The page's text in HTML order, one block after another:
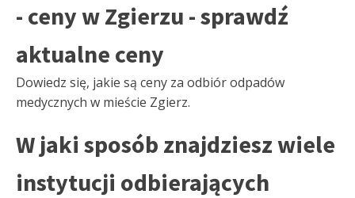
- ceny w Zgierzu - sprawdź
aktualne ceny
Dowiedz się, jakie są ceny za odbiór odpadów
medycznych w mieście Zgierz.
W jaki sposób znajdziesz wiele
instytucji odbierających